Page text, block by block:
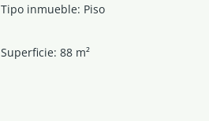
Tipo inmueble: Piso
Superficie: 88 m²